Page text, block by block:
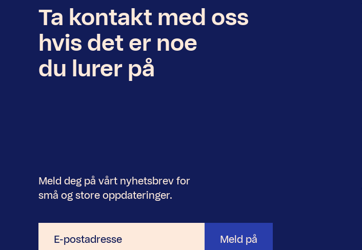
Nyhetsbrev
Ta kontakt med oss
hvis det er noe
du lurer på
Meld deg på vårt nyhetsbrev for
små og store oppdateringer.
postadresse
Meld på